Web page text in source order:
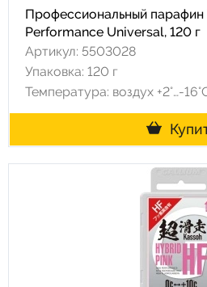
Профессиональный парафин
Performance Universal, 120 г
Артикул: 5503028
Упаковка: 120 г
Температура: воздух +2°…-